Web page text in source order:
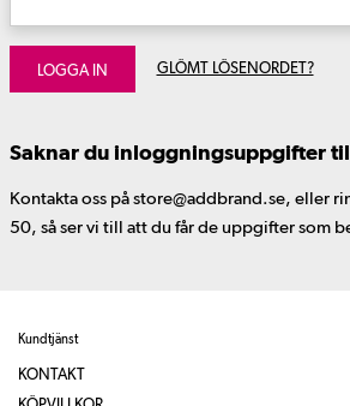
LOGGA IN GLÖMT LÖSENORDET?
Saknar du inloggningsuppgifter
Kontakta oss på store@addbrand.se, eller
50, så ser vi till att du får de uppgifter som
Kundtjänst
KONTAKT